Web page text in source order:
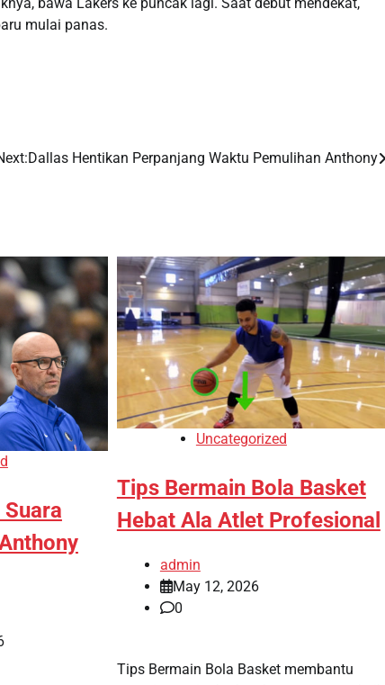
mulai panas.
Dallas Hentikan Perpanjang Waktu Pemulihan Anthony
Uncategorized
Tips Bermain Bola Basket
Hebat Ala Atlet Profesional
admin
May 12, 2026
0
Tips Bermain Bola Basket membantu